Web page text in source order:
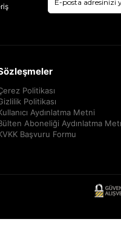
Politikası
Politikası
Aydınlatma Metni
Aboneliği Aydınlatma
Başvuru Formu